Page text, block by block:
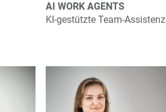
AI WORK AGENTS
KI-gestützte Team-Assistenz